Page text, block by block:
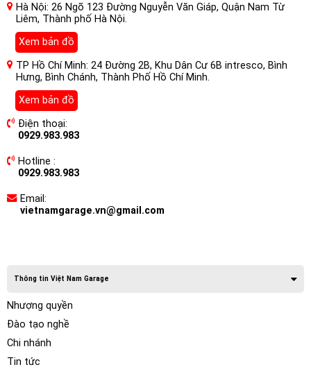
Hà Nội: 26 Ngõ 123 Đường Nguyễn Văn Giáp, Quận Nam Từ
Liêm, Thành phố Hà Nội.
Xem bản đồ
TP Hồ Chí Minh: 24 Đường 2B, Khu Dân Cư 6B intresco, Bình
Hưng, Bình Chánh, Thành Phố Hồ Chí Minh.
Xem bản đồ
Điện thoại:
0929.983.983
Hotline :
0929.983.983
Email:
vietnamgarage.vn@gmail.com
Thông tin Việt Nam Garage
Nhượng quyền
Đào tạo nghề
Chi nhánh
Tin tức